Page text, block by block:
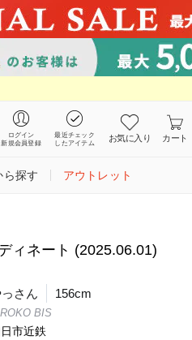
ログイン
新規会員登録
最近チェック
したアイテム
お気に入り カート
ら探す アウトレット
ィネート (2025.06.01)
さん 156cm
BIS
市近鉄